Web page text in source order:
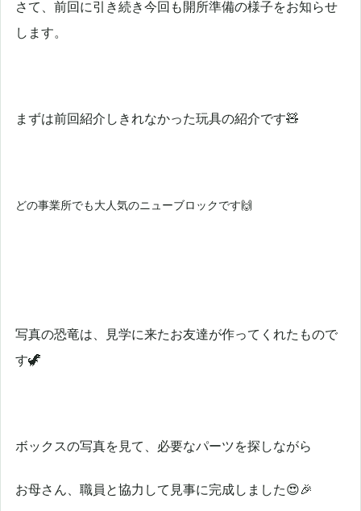
さて、前回に引き続き今回も開所準備の様子をお知らせ
します。
まずは前回紹介しきれなかった玩具の紹介です🧸
どの事業所でも大人気のニューブロックです🙌
写真の恐竜は、見学に来たお友達が作ってくれたもので
す🦖
ボックスの写真を見て、必要なパーツを探しながら
お母さん、職員と協力して見事に完成しました😍🎉